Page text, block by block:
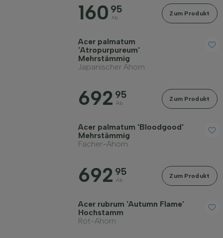
Widerstandsfähigkeit
160 95
Ab
Zum Produkt
Acer palmatum
'Atropurpureum'
Mehrstämmig
Japanischer Ahorn
692 95
Ab
Zum Produkt
Acer palmatum 'Bloodgood'
Mehrstämmig
Fächer-Ahorn
692 95
Ab
Zum Produkt
Acer rubrum 'Autumn Flame'
Hochstamm
Rot-Ahorn